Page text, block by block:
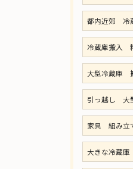
都内近郊 冷
冷蔵庫搬入
大型冷蔵庫
引っ越し 大
家具 組み立
大きな冷蔵